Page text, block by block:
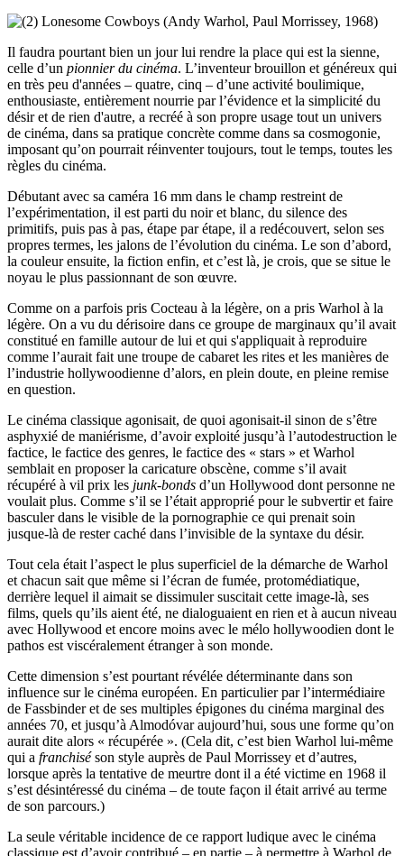
Il faudra pourtant bien un jour lui rendre la place qui est la sienne,
celle d’un pionnier du cinéma. L’inventeur brouillon et généreux qui
en très peu d'années – quatre, cinq – d’une activité boulimique,
enthousiaste, entièrement nourrie par l’évidence et la simplicité du
désir et de rien d'autre, a recréé à son propre usage tout un univers
de cinéma, dans sa pratique concrète comme dans sa cosmogonie,
imposant qu’on pourrait réinventer toujours, tout le temps, toutes les
règles du cinéma.
Débutant avec sa caméra 16 mm dans le champ restreint de
l’expérimentation, il est parti du noir et blanc, du silence des
primitifs, puis pas à pas, étape par étape, il a redécouvert, selon ses
propres termes, les jalons de l’évolution du cinéma. Le son d’abord,
la couleur ensuite, la fiction enfin, et c’est là, je crois, que se situe le
noyau le plus passionnant de son œuvre.
Comme on a parfois pris Cocteau à la légère, on a pris Warhol à la
légère. On a vu du dérisoire dans ce groupe de marginaux qu’il avait
constitué en famille autour de lui et qui s'appliquait à reproduire
comme l’aurait fait une troupe de cabaret les rites et les manières de
l’industrie hollywoodienne d’alors, en plein doute, en pleine remise
en question.
Le cinéma classique agonisait, de quoi agonisait-il sinon de s’être
asphyxié de maniérisme, d’avoir exploité jusqu’à l’autodestruction le
factice, le factice des genres, le factice des « stars » et Warhol
semblait en proposer la caricature obscène, comme s’il avait
récupéré à vil prix les junk-bonds d’un Hollywood dont personne ne
voulait plus. Comme s’il se l’était approprié pour le subvertir et faire
basculer dans le visible de la pornographie ce qui prenait soin
jusque-là de rester caché dans l’invisible de la syntaxe du désir.
Tout cela était l’aspect le plus superficiel de la démarche de Warhol
et chacun sait que même si l’écran de fumée, protomédiatique,
derrière lequel il aimait se dissimuler suscitait cette image-là, ses
films, quels qu’ils aient été, ne dialoguaient en rien et à aucun niveau
avec Hollywood et encore moins avec le mélo hollywoodien dont le
pathos est viscéralement étranger à son monde.
Cette dimension s’est pourtant révélée déterminante dans son
influence sur le cinéma européen. En particulier par l’intermédiaire
de Fassbinder et de ses multiples épigones du cinéma marginal des
années 70, et jusqu’à Almodóvar aujourd’hui, sous une forme qu’on
aurait dite alors « récupérée ». (Cela dit, c’est bien Warhol lui-même
qui a franchiséson style auprès de Paul Morrissey et d’autres,
lorsque après la tentative de meurtre dont il a été victime en 1968 il
s’est désintéressé du cinéma – de toute façon il était arrivé au terme
de son parcours.)
La seule véritable incidence de ce rapport ludique avec le cinéma